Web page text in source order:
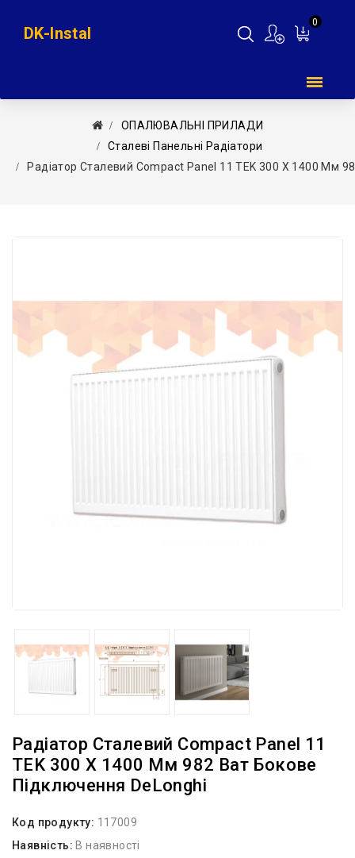
0
DK-Instal
ОПАЛЮВАЛЬНІ ПРИЛАДИ
Сталеві Панельні Радіатори
Радіатор Сталевий Compact Panel 11 TEK 300 X 1400 Мм
Радіатор Сталевий Compact Panel 11
TEK 300 X 1400 Мм 982 Ват Бокове
Підключення DeLonghi
Код продукту: 117009
Наявність: В наявності